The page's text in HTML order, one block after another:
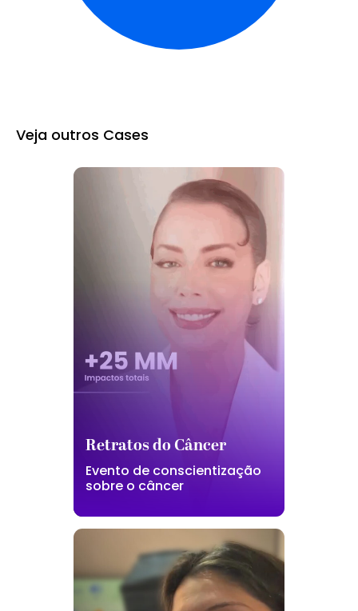
Veja outros Cases
Retratos do Câncer
Evento de conscientização
sobre o câncer